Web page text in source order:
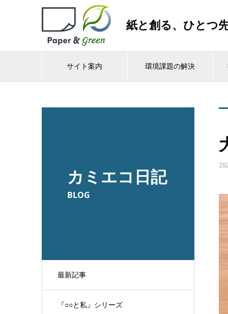
紙と創る、ひとつ先
サイト案内 環境課題の解決
カミエコ日記
BLOG
最新記事
『○○と私』シリーズ